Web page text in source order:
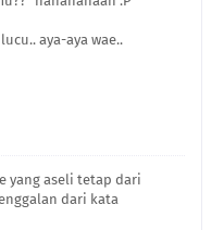
aya-aya wae..
yang aseli tetap dari
dari kata